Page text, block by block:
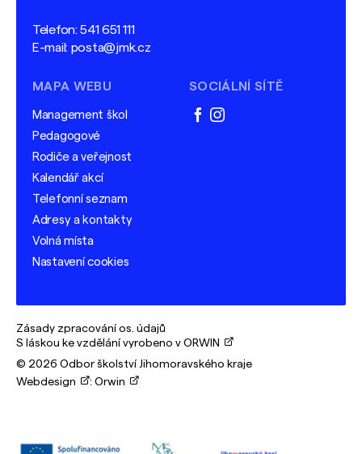
Telefon:541 651 111
E-mail: posta@jmk.cz
MAPA WEBU
Management škol
Pedagogové
Rodiče a veřejnost
Kalendář akcí
Telefonní seznam
Adresy a kontakty
Volná místa
Nastavení cookies
SOCIÁLNÍ SÍTĚ
facebook
instagram
Zásady zpracování os. údajů
S láskou ke vzdělání vyrobeno v ORWIN
© 2026 Odbor školství Jihomoravského kraje
Webdesign
: Orwin